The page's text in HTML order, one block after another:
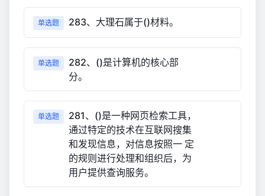
单选题 283、大理石属于()材料。
单选题
282、()是计算机的核心部
分。
单选题
281、()是一种网页检索工具，
通过特定的技术在互联网搜集
和发现信息，对信息按照一 定
的规则进行处理和组织后，为
用户提供查询服务。